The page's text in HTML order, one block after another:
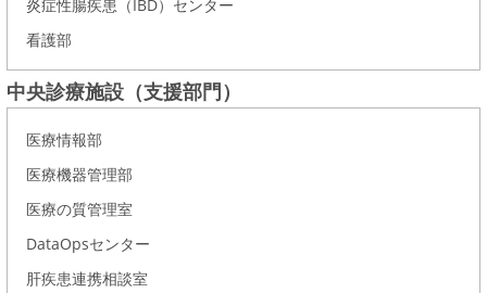
炎症性腸疾患（IBD）センター
看護部
中央診療施設（支援部門）
医療情報部
医療機器管理部
医療の質管理室
DataOpsセンター
肝疾患連携相談室